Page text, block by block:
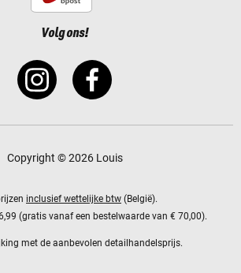
Volg ons!
Copyright © 2026 Louis
inclusief wettelijke btw (België).
(gratis vanaf een bestelwaarde van € 70,00).
met de aanbevolen detailhandelsprijs.